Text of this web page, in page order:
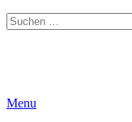
Suchen
nach:
Menu